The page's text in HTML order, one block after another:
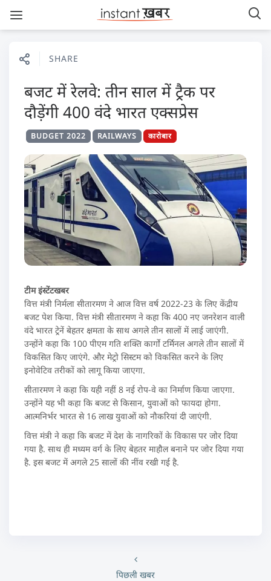
SHARE
बजट में रेलवे: तीन साल में ट्रैक पर
दौड़ेंगी 400 वंदे भारत एक्सप्रेस
BUDGET 2022 RAILWAYS कारोबार
टीम इंस्टेंटखबर
वित्त मंत्री निर्मला सीतारमण ने आज वित्त वर्ष 2022-23 के लिए केंद्रीय
बजट पेश किया. वित्त मंत्री सीतारमण ने कहा कि 400 नए जनरेशन वाली
वंदे भारत ट्रेनें बेहतर क्षमता के साथ अगले तीन सालों में लाई जाएंगी.
उन्होंने कहा कि 100 पीएम गति शक्ति कार्गो टर्मिनल अगले तीन सालों में
विकसित किए जाएंगे. और मेट्रो सिस्टम को विकसित करने के लिए
इनोवेटिव तरीकों को लागू किया जाएगा.
सीतारमण ने कहा कि यही नहीं 8 नई रोप-वे का निर्माण किया जाएगा.
उन्होंने यह भी कहा कि बजट से किसान, युवाओं को फायदा होगा.
आत्मनिर्भर भारत से 16 लाख युवाओं को नौकरियां दी जाएंगी.
वित्त मंत्री ने कहा कि बजट में देश के नागरिकों के विकास पर जोर दिया
गया है. साथ ही मध्यम वर्ग के लिए बेहतर माहौल बनाने पर जोर दिया गया
है. इस बजट में अगले 25 सालों की नींव रखी गई है.
पिछली खबर